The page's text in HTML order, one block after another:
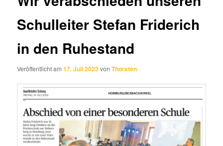
Schulleiter Stefan Friderich
in den Ruhestand
Veröffentlicht am17. Juli 2023vonThorsten